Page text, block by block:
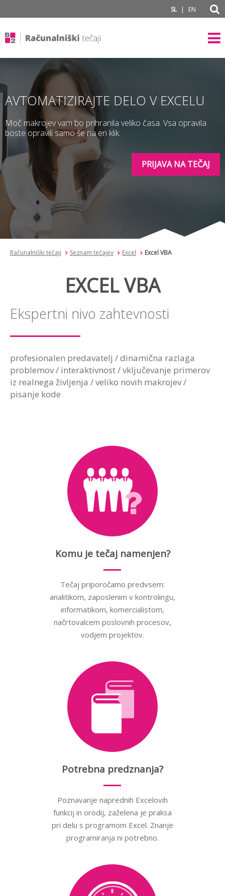
SL | EN
AVTOMATIZIRAJTE DELO V EXCELU
Moč makrojev vam bo prihranila veliko časa. Vsa opravila
boste opravili samo še na en klik.
PRIJAVA NA TEČAJ
Računalniški tečaji Seznam tečajev Excel Excel VBA
EXCEL VBA
Ekspertni nivo zahtevnosti
profesionalen predavatelj / dinamična razlaga
problemov / interaktivnost / vključevanje primerov
iz realnega življenja / veliko novih makrojev /
pisanje kode
Komu je tečaj namenjen?
Tečaj priporočamo predvsem:
analitikom, zaposlenim v kontrolingu,
informatikom, komercialistom,
načrtovalcem poslovnih procesov,
vodjem projektov.
Potrebna predznanja?
Poznavanje naprednih Excelovih
funkcij in orodij, zaželena je praksa
pri delu s programom Excel. Znanje
programiranja ni potrebno.